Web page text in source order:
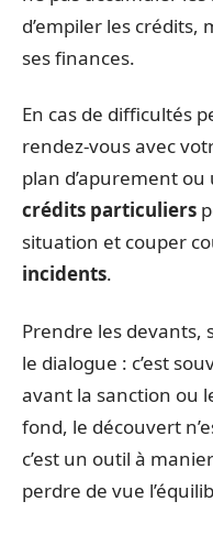
d’empiler les crédits,
ses finances.
En cas de difficultés
rendez-vous avec
plan d’apurement
crédits particuliers
situation et couper
incidents.
Prendre les devants,
le dialogue : c’est
avant la sanction ou
fond, le découvert
c’est un outil à
perdre de vue